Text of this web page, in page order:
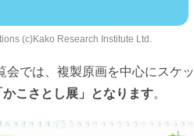
(c)Kako Research Institute Ltd.
では、複製原画を中心にスケッ
こさとし展」となります。